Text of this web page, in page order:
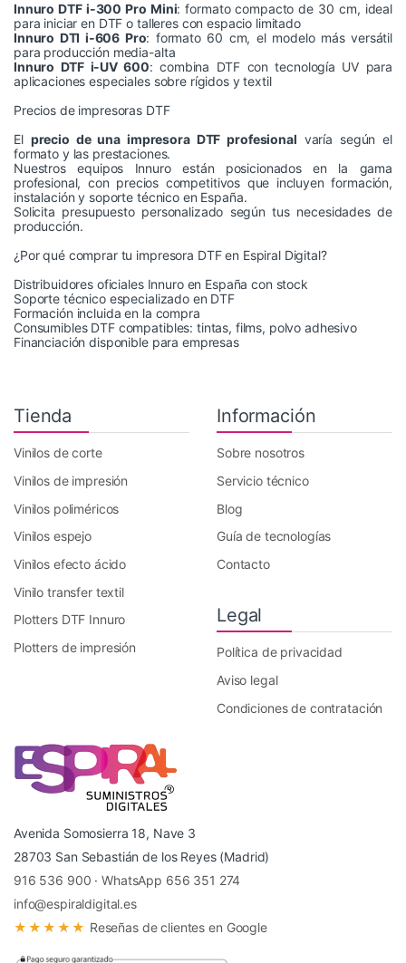
Innuro DTF i-300 Pro Mini: formato compacto de 30 cm, ideal
para iniciar en DTF o talleres con espacio limitado
Innuro DTI i-606 Pro: formato 60 cm, el modelo más versátil
para producción media-alta
Innuro DTF i-UV 600: combina DTF con tecnología UV para
aplicaciones especiales sobre rígidos y textil
Precios de impresoras DTF
El precio de una impresora DTF profesional varía según el
formato y las prestaciones.
Nuestros equipos Innuro están posicionados en la gama
profesional, con precios competitivos que incluyen formación,
instalación y soporte técnico en España.
Solicita presupuesto personalizado según tus necesidades de
producción.
¿Por qué comprar tu impresora DTF en Espiral Digital?
Distribuidores oficiales Innuro en España con stock
Soporte técnico especializado en DTF
Formación incluida en la compra
Consumibles DTF compatibles: tintas, films, polvo adhesivo
Financiación disponible para empresas
Tienda
Vinilos de corte
Vinilos de impresión
Vinilos poliméricos
Vinilos espejo
Vinilos efecto ácido
Vinilo transfer textil
Plotters DTF Innuro
Plotters de impresión
Información
Sobre nosotros
Servicio técnico
Blog
Guía de tecnologías
Contacto
Legal
Política de privacidad
Aviso legal
Condiciones de contratación
Avenida Somosierra 18, Nave 3
28703 San Sebastián de los Reyes (Madrid)
916 536 900 ·WhatsApp 656 351 274
info@espiraldigital.es
★★★★★ Reseñas de clientes en Google